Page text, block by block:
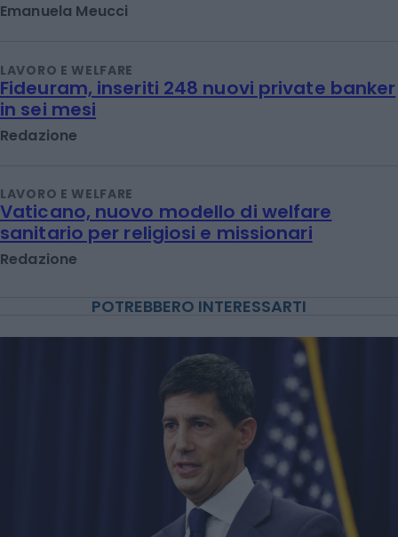
Emanuela Meucci
LAVORO E WELFARE
Fideuram, inseriti 248 nuovi private banker
in sei mesi
Redazione
LAVORO E WELFARE
Vaticano, nuovo modello di welfare
sanitario per religiosi e missionari
Redazione
POTREBBERO INTERESSARTI